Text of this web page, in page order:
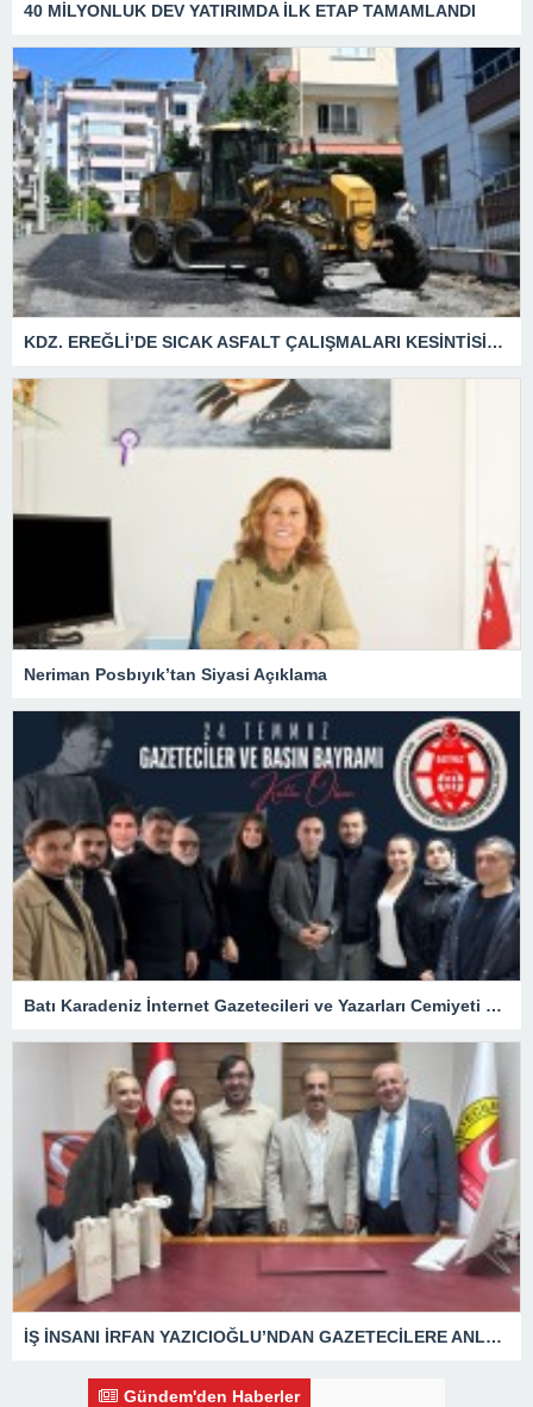
40 MİLYONLUK DEV YATIRIMDA İLK ETAP TAMAMLANDI
KDZ. EREĞLİ’DE SICAK ASFALT ÇALIŞMALARI KESİNTİSİZ SÜRÜYOR
Neriman Posbıyık’tan Siyasi Açıklama
Batı Karadeniz İnternet Gazetecileri ve Yazarları Cemiyeti 24 Temmuz Basın Bayramını kutladı.
İŞ İNSANI İRFAN YAZICIOĞLU’NDAN GAZETECİLERE ANLAMLI ZİYARET
Gündem'den Haberler